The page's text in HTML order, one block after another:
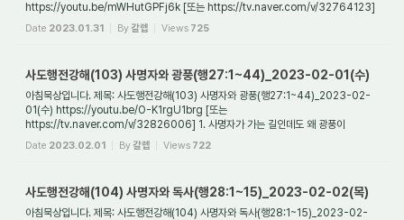
https://youtu.be/mWHutGPFj6k [또는 https://tv.naver.com/v/32764123]
1. 복음을 모르는 두 종류의 사람들은 누구인가? 복음을 ...
Date 2023.01.31 By갈렙 Views 725
사도행전강해(103) 사명자와 광풍(행27:1~44)_2023-02-01(수)
아침묵상입니다. 제목: 사도행전강해(103) 사명자와 광풍(행27:1~44)_2023-02-
01(수) https://youtu.be/O-K1rgU1brg [또는
https://tv.naver.com/v/32826006] 1. 사명자가 가는 길인데도 왜 광풍이
부는가? 바울은 사명자였다. 그런데 그가 가는 길에 아니나 ...
Date 2023.02.01 By갈렙 Views 722
사도행전강해(104) 사명자와 독사(행28:1~15)_2023-02-02(목)
아침묵상입니다. 제목: 사도행전강해(104) 사명자와 독사(행28:1~15)_2023-02-